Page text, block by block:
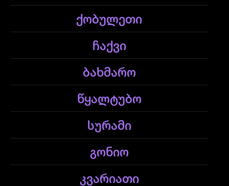
ქობულეთი
ჩაქვი
ბახმარო
წყალტუბო
სურამი
გონიო
კვარიათი